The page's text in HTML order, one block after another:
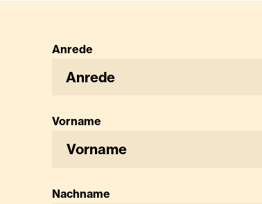
Anrede
Anrede
Vorname
Nachname